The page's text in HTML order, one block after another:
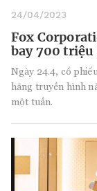
24/04/2023
Fox
bay 700
Ngày 24.4, cổ
hãng truyền hình
một tuần.